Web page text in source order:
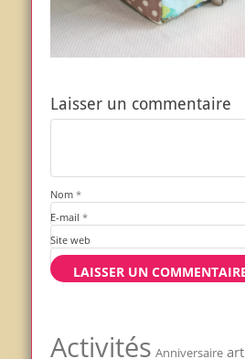
Laisser un commentaire
Nom *
E-mail *
Site web
Activités Anniversaire art